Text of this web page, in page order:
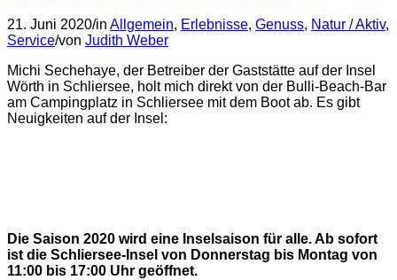
21. Juni 2020/in Allgemein, Erlebnisse, Genuss, Natur / Aktiv,
Service/von Judith Weber
Michi Sechehaye, der Betreiber der Gaststätte auf der Insel
Wörth in Schliersee, holt mich direkt von der Bulli-Beach-Bar
am Campingplatz in Schliersee mit dem Boot ab. Es gibt
Neuigkeiten auf der Insel:
Die Saison 2020 wird eine Inselsaison für alle. Ab sofort
ist die Schliersee-Insel von Donnerstag bis Montag von
11:00 bis 17:00 Uhr geöffnet.